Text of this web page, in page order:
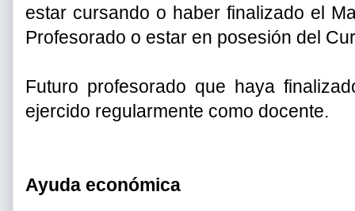
estar cursando o haber finalizado el
Profesorado o estar en posesión del
Futuro profesorado que haya
ejercido regularmente como docente.
Ayuda económica